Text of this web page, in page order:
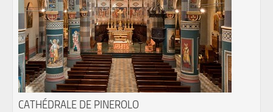
CATHÉDRALE DE PINEROLO